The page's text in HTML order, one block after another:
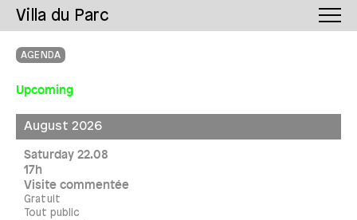
Villa du Parc
AGENDA
Upcoming
August 2026
Saturday 22.08
17h
Visite commentée
Gratuit
Tout public